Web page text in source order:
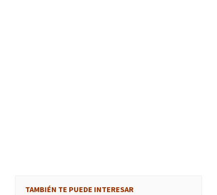
TAMBIÉN TE PUEDE INTERESAR